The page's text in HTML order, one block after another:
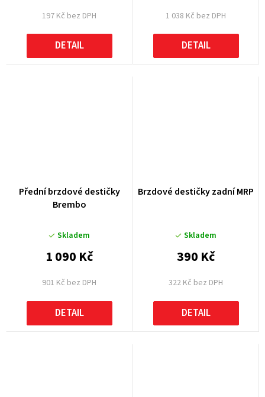
197 Kč bez DPH
DETAIL
1 038 Kč bez DPH
DETAIL
Přední brzdové destičky
Brembo
Skladem
901 Kč bez DPH
1 090 Kč
DETAIL
Brzdové destičky zadní MRP
Skladem
322 Kč bez DPH
390 Kč
DETAIL